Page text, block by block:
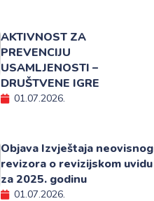
AKTIVNOST ZA
PREVENCIJU
USAMLJENOSTI –
DRUŠTVENE IGRE
01.07.2026.
Objava Izvještaja neovisnog
revizora o revizijskom uvidu
za 2025. godinu
01.07.2026.